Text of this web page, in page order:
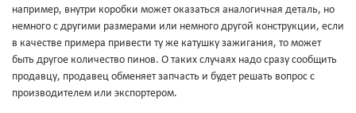
например, внутри коробки может оказаться аналогичная деталь, но
немного с другими размерами или немного другой конструкции, если
в качестве примера привести ту же катушку зажигания, то может
быть другое количество пинов. О таких случаях надо сразу сообщить
продавцу, продавец обменяет запчасть и будет решать вопрос с
производителем или экспортером.